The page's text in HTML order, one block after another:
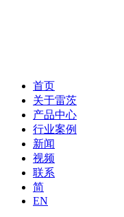
首页
关于雷茨
产品中心
行业案例
新闻
视频
联系
简
EN